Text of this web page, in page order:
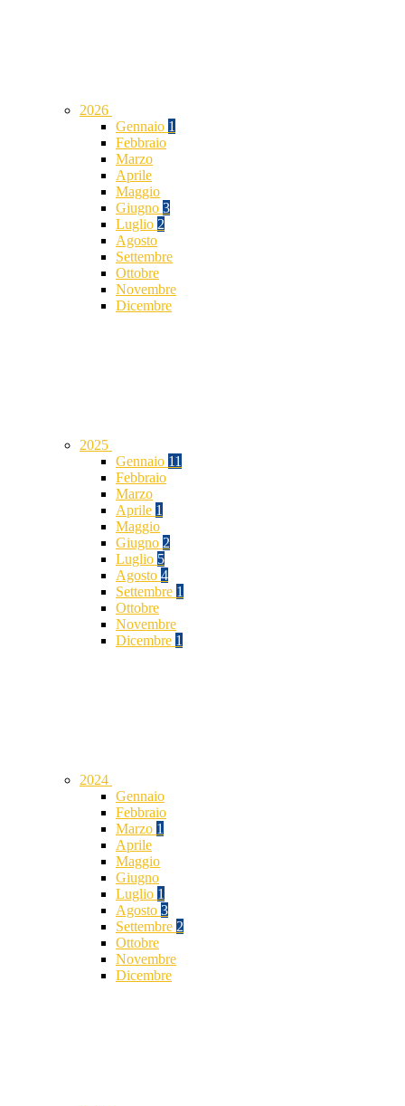
2026
Gennaio 1
Febbraio
Marzo
Aprile
Maggio
Giugno 3
Luglio 2
Agosto
Settembre
Ottobre
Novembre
Dicembre
2025
Gennaio 11
Febbraio
Marzo
Aprile 1
Maggio
Giugno 2
Luglio 5
Agosto 4
Settembre 1
Ottobre
Novembre
Dicembre 1
2024
Gennaio
Febbraio
Marzo 1
Aprile
Maggio
Giugno
Luglio 1
Agosto 3
Settembre 2
Ottobre
Novembre
Dicembre